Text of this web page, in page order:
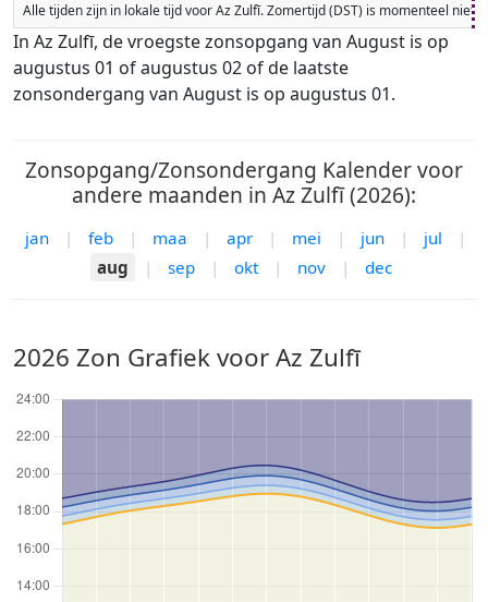
Alle tijden zijn in lokale tijd voor Az Zulfī. Zomertijd (DST) is momenteel niet
In Az Zulfī, de vroegste zonsopgang van August is op
augustus 01 of augustus 02 of de laatste
zonsondergang van August is op augustus 01.
Zonsopgang/Zonsondergang Kalender voor
andere maanden in Az Zulfī (2026):
jan | feb | maa | apr | mei | jun | jul
|
aug
| sep | okt | nov | dec
2026 Zon Grafiek voor Az Zulfī